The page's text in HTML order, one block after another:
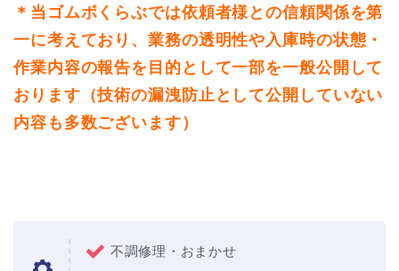
＊当ゴムボくらぶでは依頼者様との信頼関係を第
一に考えており、業務の透明性や入庫時の状態・
作業内容の報告を目的として一部を一般公開して
おります（技術の漏洩防止として公開していない
内容も多数ございます）
不調修理・おまかせ